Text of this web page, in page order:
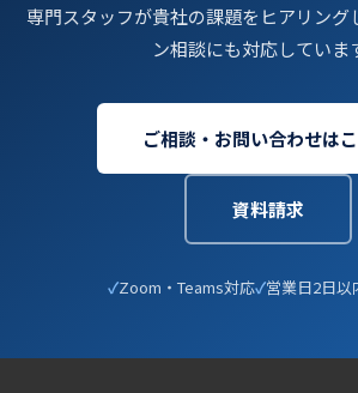
専門スタッフが貴社の課題をヒアリング
ン相談にも対応していま
ご相談・お問い合わせは
資料請求
Zoom・Teams対応 営業日2日以